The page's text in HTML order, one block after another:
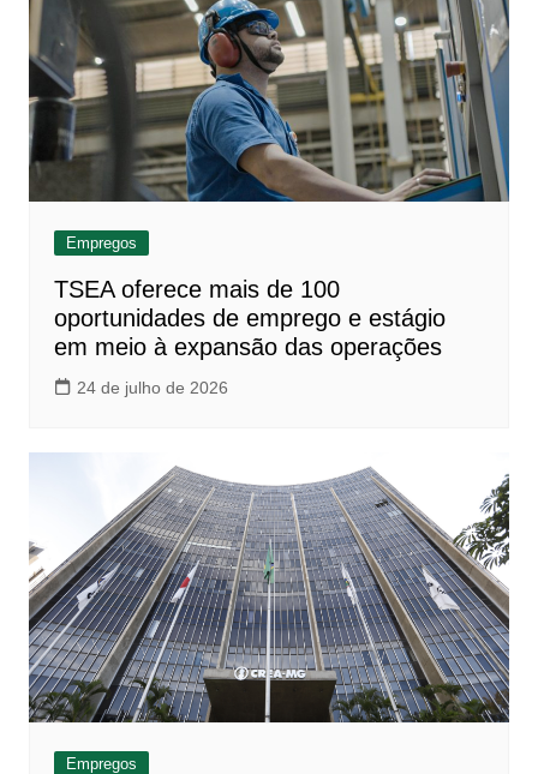
Empregos
TSEA oferece mais de 100
oportunidades de emprego e estágio
em meio à expansão das operações
24 de julho de 2026
Empregos